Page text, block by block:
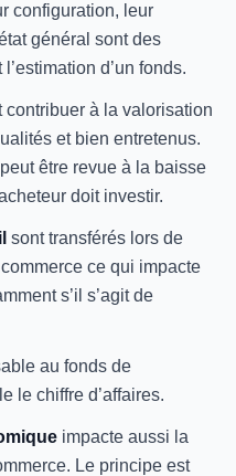
configuration, leur
général sont des
d’un fonds.
contribuer à la valorisation
et bien entretenus.
être revue à la baisse
doit investir.
sont transférés lors de
ce qui impacte
s’il s’agit de
au fonds de
le chiffre d’affaires.
impacte aussi la
Le principe est